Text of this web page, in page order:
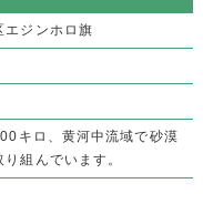
エジンホロ旗
キロ、黄河中流域で砂漠
組んでいます。